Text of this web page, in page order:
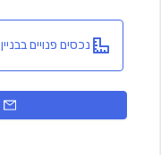
נכסים פנויים בבניין